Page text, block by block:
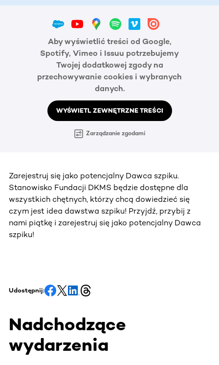
Aby wyświetlić treści od Google,
Spotify, Vimeo i Issuu potrzebujemy
Twojej dodatkowej zgody na
przechowywanie cookies i wybranych
danych.
WYŚWIETL ZEWNĘTRZNE TREŚCI
Zarządzanie zgodami
Zarejestruj się jako potencjalny Dawca szpiku.
Stanowisko Fundacji DKMS będzie dostępne dla
wszystkich chętnych, którzy chcą dowiedzieć się
czym jest idea dawstwa szpiku! Przyjdź, przybij z
nami piątkę i zarejestruj się jako potencjalny Dawca
szpiku!
Udostępnij:
Nadchodzące
wydarzenia